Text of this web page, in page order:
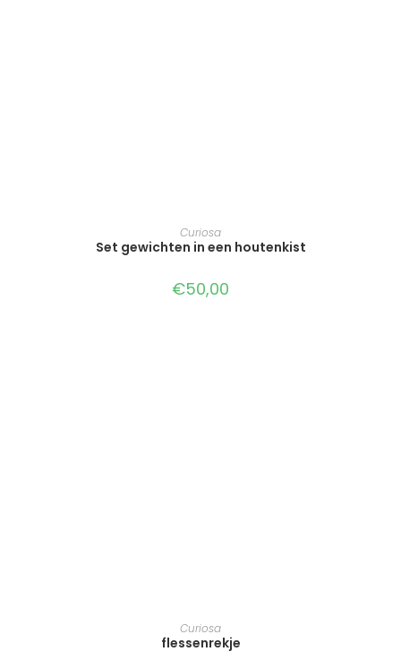
TOEVOEGEN AAN WINKELWAGEN
Curiosa
Set gewichten in een houtenkist
€50,00
TOEVOEGEN AAN WINKELWAGEN
Curiosa
flessenrekje